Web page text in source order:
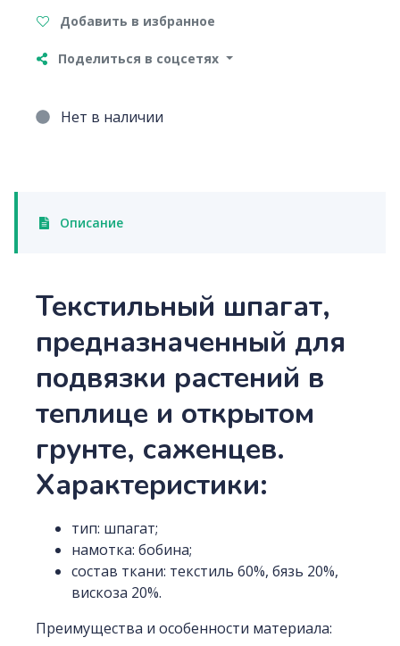
Добавить в избранное
Поделиться в соцсетях
Нет в наличии
Описание
Текстильный шпагат,
предназначенный для
подвязки растений в
теплице и открытом
грунте, саженцев.
Характеристики:
тип: шпагат;
намотка: бобина;
состав ткани: текстиль 60%, бязь 20%,
вискоза 20%.
Преимущества и особенности материала: